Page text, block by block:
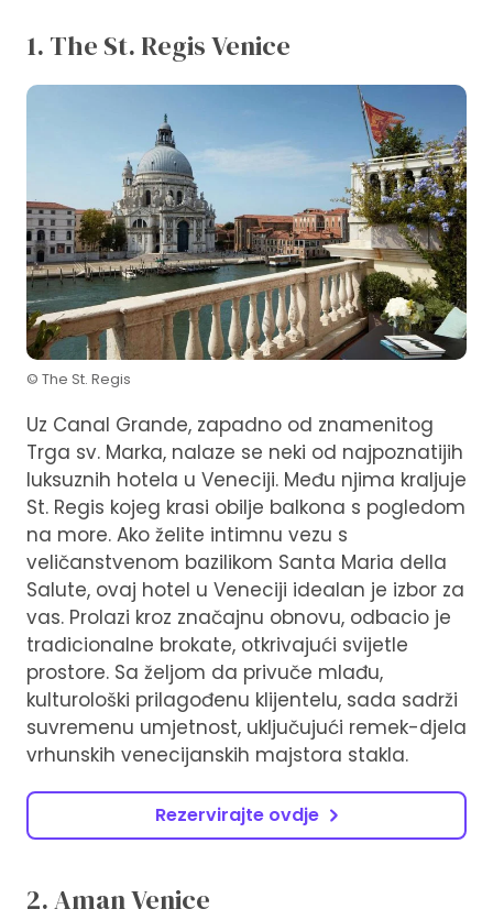
1. The St. Regis Venice
© The St. Regis
Uz Canal Grande, zapadno od znamenitog
Trga sv. Marka, nalaze se neki od najpoznatijih
luksuznih hotela u Veneciji. Među njima kraljuje
St. Regis kojeg krasi obilje balkona s pogledom
na more. Ako želite intimnu vezu s
veličanstvenom bazilikom Santa Maria della
Salute, ovaj hotel u Veneciji idealan je izbor za
vas. Prolazi kroz značajnu obnovu, odbacio je
tradicionalne brokate, otkrivajući svijetle
prostore. Sa željom da privuče mlađu,
kulturološki prilagođenu klijentelu, sada sadrži
suvremenu umjetnost, uključujući remek-djela
vrhunskih venecijanskih majstora stakla.
Rezervirajte ovdje
2. Aman Venice